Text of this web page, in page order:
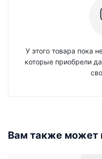
У этого товара пока
которые приобрели
Вам также может